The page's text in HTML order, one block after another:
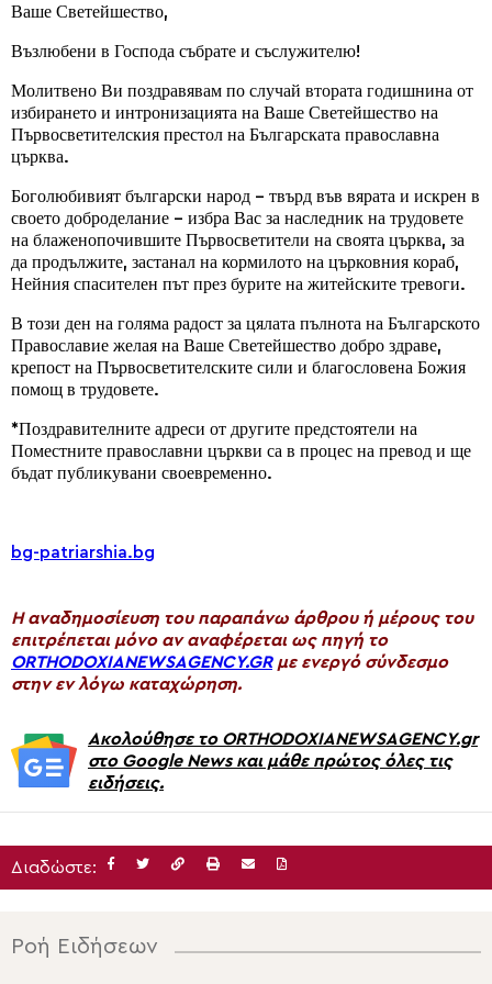
Ваше Светейшество,
Възлюбени в Господа събрате и съслужителю!
Молитвено Ви поздравявам по случай втората годишнина от
избирането и интронизацията на Ваше Светейшество на
Първосветителския престол на Българската православна
църква.
Боголюбивият български народ – твърд във вярата и искрен в
своето доброделание – избра Вас за наследник на трудовете
на блаженопочившите Първосветители на своята църква, за
да продължите, застанал на кормилото на църковния кораб,
Нейния спасителен път през бурите на житейските тревоги.
В този ден на голяма радост за цялата пълнота на Българското
Православие желая на Ваше Светейшество добро здраве,
крепост на Първосветителските сили и благословена Божия
помощ в трудовете.
*Поздравителните адреси от другите предстоятели на
Поместните православни църкви са в процес на превод и ще
бъдат публикувани своевременно.
bg-patriarshia.bg
H αναδημοσίευση του παραπάνω άρθρου ή μέρους του
επιτρέπεται μόνο αν αναφέρεται ως πηγή το
ORTHODOXIANEWSAGENCY.GRμε ενεργό σύνδεσμο
στην εν λόγω καταχώρηση.
Ακολούθησε το ORTHODOXIANEWSAGENCY.gr
στο Google News και μάθε πρώτος όλες τις
ειδήσεις.
Διαδώστε:
Ροή Ειδήσεων